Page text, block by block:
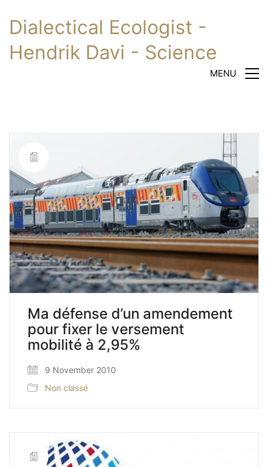
Dialectical Ecologist -
Hendrik Davi - Science
MENU
Ma défense d’un amendement
pour fixer le versement
mobilité à 2,95%
9 November 2010
Non classé